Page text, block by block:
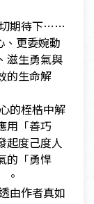
切期待下……
更委婉動
滋生勇氣與
的生命解
的桎梏中解
用「善巧
起度己度人
的「勇悍
。
由作者真如